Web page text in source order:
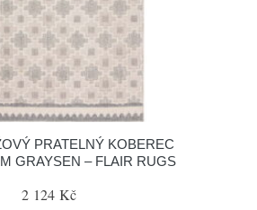
PRATELNÝ KOBEREC
GRAYSEN – FLAIR RUGS
2 124 Kč